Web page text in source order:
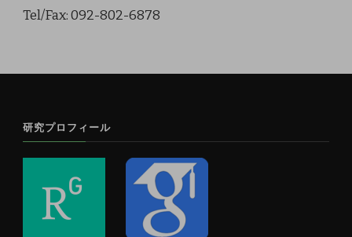
Tel/Fax: 092-802-6878
研究プロフィール